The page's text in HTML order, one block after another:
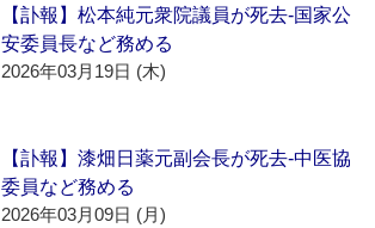
【訃報】松本純元衆院議員が死去‐国家公
安委員長など務める
2026年03月19日 (木)
【訃報】漆畑日薬元副会長が死去‐中医協
委員など務める
2026年03月09日 (月)